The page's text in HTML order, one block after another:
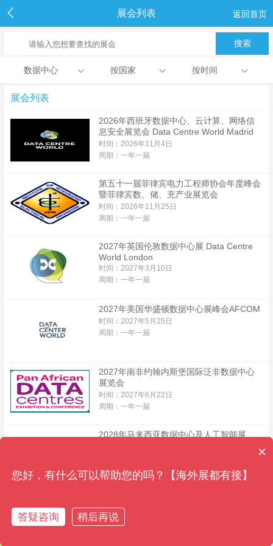
展会列表 返回首页
数据中心 按国家 按时间
展会列表
2026年西班牙数据中心、云计算、网络信
息安全展览会 Data Centre World Madrid
时间：2026年11月4日
周期：一年一届
第五十一届菲律宾电力工程师协会年度峰会
暨菲律宾数、储、充产业展览会
时间：2026年11月25日
周期：一年一届
2027年英国伦敦数据中心展 Data Centre
World London
时间：2027年3月10日
周期：一年一届
2027年美国华盛顿数据中心展峰会AFCOM
时间：2027年5月25日
周期：一年一届
2027年南非约翰内斯堡国际泛非数据中心
展览会
时间：2027年6月22日
周期：一年一届
2028年马来西亚数据中心及人工智能展
×
您好，有什么可以帮助您的吗？【海外展都有接】
答疑咨询 稍后再说